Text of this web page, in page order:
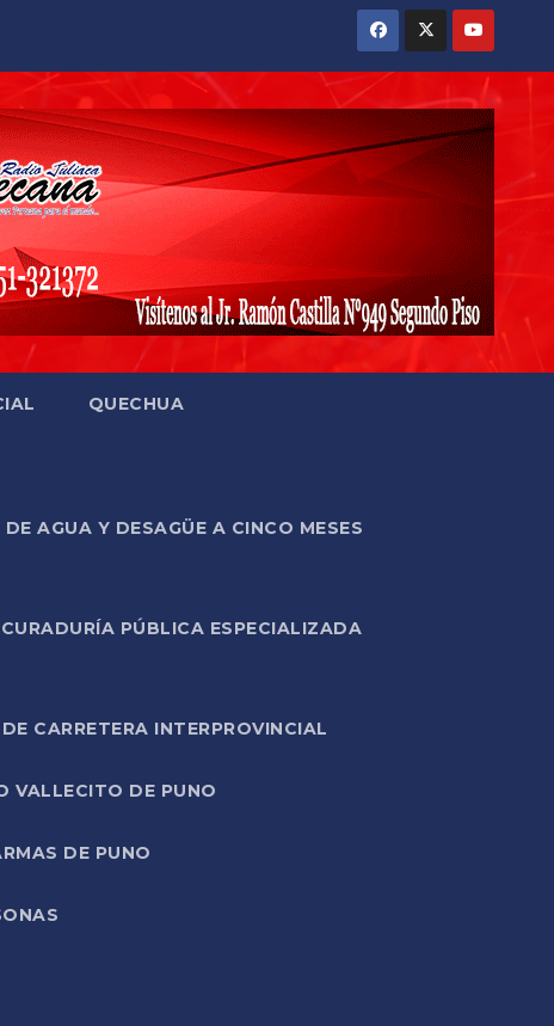
QUECHUA
AGUA Y DESAGÜE A CINCO MESES
PÚBLICA ESPECIALIZADA
CARRETERA INTERPROVINCIAL
VALLECITO DE PUNO
DE PUNO